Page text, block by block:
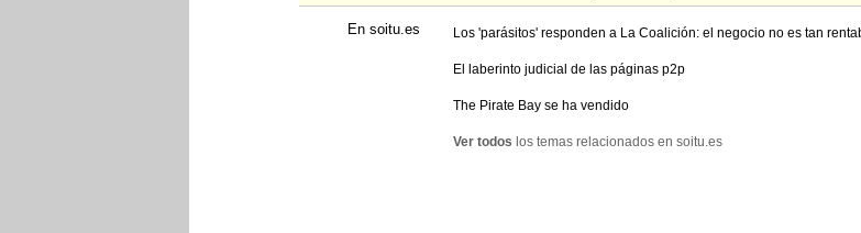
En soitu.es Los 'parásitos' responden a La Coalición: el negocio no es tan
El laberinto judicial de las páginas p2p
The Pirate Bay se ha vendido
Ver todos los temas relacionados en soitu.es